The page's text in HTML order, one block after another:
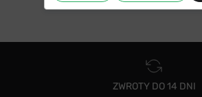
ZWROTY DO 14 DNI